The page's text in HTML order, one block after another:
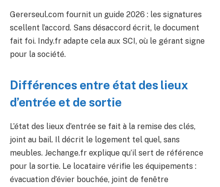
Gererseul.com fournit un guide 2026 : les signatures
scellent l’accord. Sans désaccord écrit, le document
fait foi. Indy.fr adapte cela aux SCI, où le gérant signe
pour la société.
Différences entre état des lieux
d’entrée et de sortie
L’état des lieux d’entrée se fait à la remise des clés,
joint au bail. Il décrit le logement tel quel, sans
meubles. Jechange.fr explique qu’il sert de référence
pour la sortie. Le locataire vérifie les équipements :
évacuation d’évier bouchée, joint de fenêtre